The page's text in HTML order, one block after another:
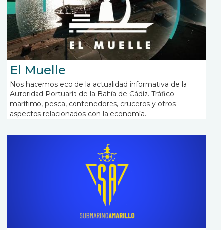
El Muelle
Nos hacemos eco de la actualidad informativa de la
Autoridad Portuaria de la Bahía de Cádiz. Tráfico
marítimo, pesca, contenedores, cruceros y otros
aspectos relacionados con la economía.